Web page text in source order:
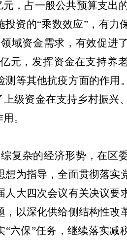
元，占一般公共预算支出
投资的“乘数效应”，有力
域资金需求，有效促进
亿元，发挥资金在支持养
等其他抗疫方面的作用
级资金在支持乡村振兴
。
复杂的经济形势，在区
为指导，全面贯彻落实
人大四次会议有关决议要
以深化供给侧结构性改
“六保”任务，继续落实减